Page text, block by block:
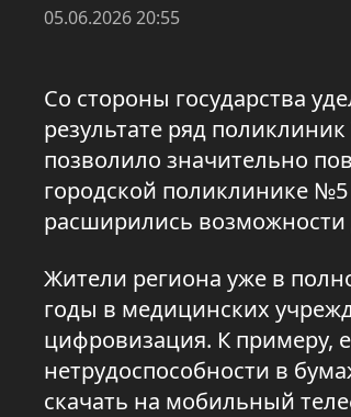
05.06.2026 20:55
Со стороны государства
результате ряд
позволило значительно
городской поликлинике
расширились
Жители региона уже в
годы в медицинских
цифровизация. К примеру,
нетрудоспособности в
скачать на мобильный